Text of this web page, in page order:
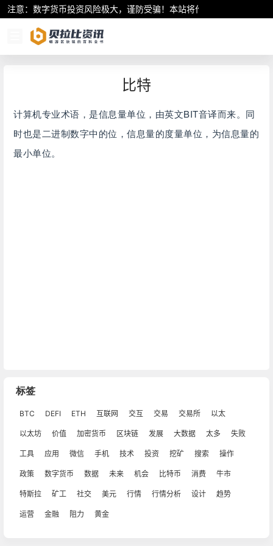
注意：数字货币投资风险极大，谨防受骗！本站将作为行业资讯共享
比特
计算机专业术语，是信息量单位，由英文BIT音译而来。同
时也是二进制数字中的位，信息量的度量单位，为信息量的
最小单位。
标签
BTC DEFI ETH 互联网 交互 交易 交易所 以太
以太坊 价值 加密货币 区块链 发展 大数据 太多 失败
工具 应用 微信 手机 技术 投资 挖矿 搜索 操作
政策 数字货币 数据 未来 机会 比特币 消费 牛市
特斯拉 矿工 社交 美元 行情 行情分析 设计 趋势
运营 金融 阻力 黄金